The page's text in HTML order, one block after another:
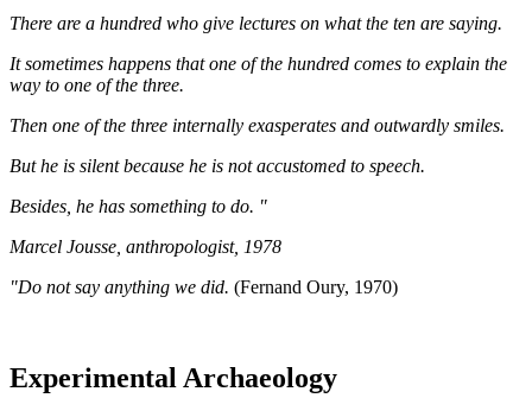
There are a hundred who give lectures on what the ten are saying.
It sometimes happens that one of the hundred comes to explain the
way to one of the three.
Then one of the three internally exasperates and outwardly smiles.
But he is silent because he is not accustomed to speech.
Besides, he has something to do. "
Marcel Jousse, anthropologist, 1978
"Do not say anything we did. (Fernand Oury, 1970)
Experimental Archaeology